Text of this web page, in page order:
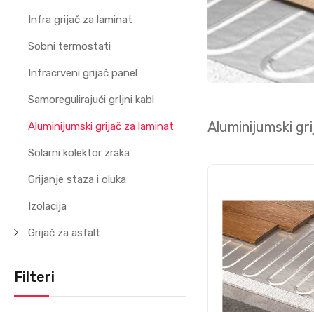
Infra grijač za laminat
Sobni termostati
Infracrveni grijač panel
Samoregulirajući grIjni kabl
Aluminijumski grijač za laminat
Solarni kolektor zraka
Grijanje staza i oluka
Izolacija
Grijač za asfalt
Filteri
Aluminijumski